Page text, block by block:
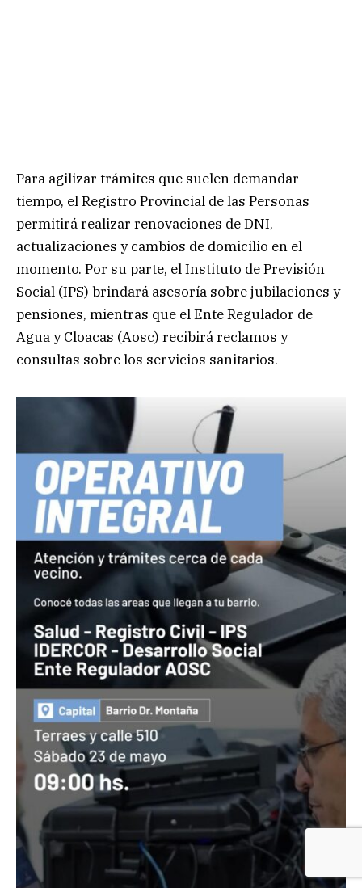
Para agilizar trámites que suelen demandar
tiempo, el Registro Provincial de las Personas
permitirá realizar renovaciones de DNI,
actualizaciones y cambios de domicilio en el
momento. Por su parte, el Instituto de Previsión
Social (IPS) brindará asesoría sobre jubilaciones y
pensiones, mientras que el Ente Regulador de
Agua y Cloacas (Aosc) recibirá reclamos y
consultas sobre los servicios sanitarios.